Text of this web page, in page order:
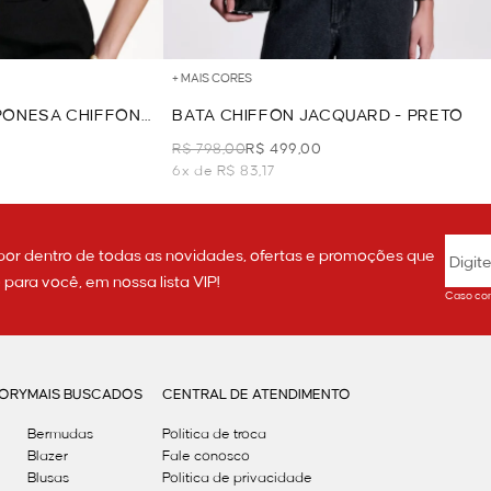
CHIFFON
+ MAIS CORES
BATA CHIFFON JACQUARD - PRETO
R$ 798,00R$ 499,00
6x de R$ 83,17
dentro de todas as novidades, ofertas e promoções que
você, em nossa lista VIP!
Caso
MAIS BUSCADOS
Bermudas
Blazer
Blusas
CENTRAL DE ATENDIMENTO
Política de troca
Fale conosco
Politica de privacidade